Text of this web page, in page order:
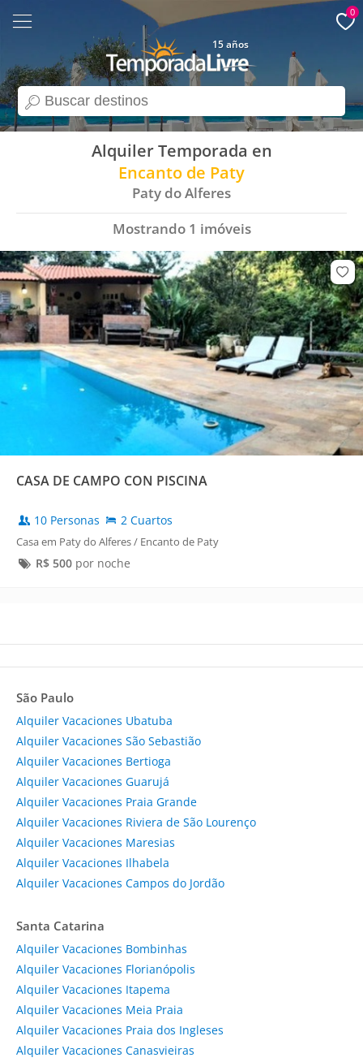
search
15 años
0
Alquiler Temporada en
Encanto de Paty
Paty do Alferes
Mostrando 1 imóveis
CASA DE CAMPO CON PISCINA
10 Personas 2 Cuartos
Casa em Paty do Alferes / Encanto de Paty
R$ 500por noche
São Paulo
Alquiler Vacaciones Ubatuba
Alquiler Vacaciones São Sebastião
Alquiler Vacaciones Bertioga
Alquiler Vacaciones Guarujá
Alquiler Vacaciones Praia Grande
Alquiler Vacaciones Riviera de São Lourenço
Alquiler Vacaciones Maresias
Alquiler Vacaciones Ilhabela
Alquiler Vacaciones Campos do Jordão
Santa Catarina
Alquiler Vacaciones Bombinhas
Alquiler Vacaciones Florianópolis
Alquiler Vacaciones Itapema
Alquiler Vacaciones Meia Praia
Alquiler Vacaciones Praia dos Ingleses
Alquiler Vacaciones Canasvieiras